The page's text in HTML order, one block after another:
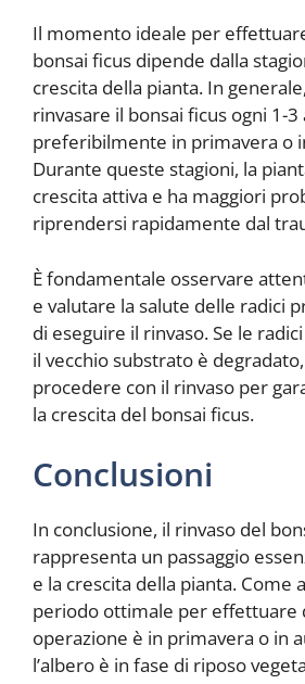
Il momento ideale per
bonsai ficus dipende dalla
crescita della pianta. In
rinvasare il bonsai ficus ogni 1-3
preferibilmente in primavera o
Durante queste stagioni, la
crescita attiva e ha maggiori
riprendersi rapidamente dal
È fondamentale osservare
e valutare la salute delle radici
di eseguire il rinvaso. Se le
il vecchio substrato è
procedere con il rinvaso per
la crescita del bonsai ficus.
Conclusioni
In conclusione, il rinvaso del
rappresenta un passaggio
e la crescita della pianta. Come
periodo ottimale per effettuare
operazione è in primavera o in
l’albero è in fase di riposo